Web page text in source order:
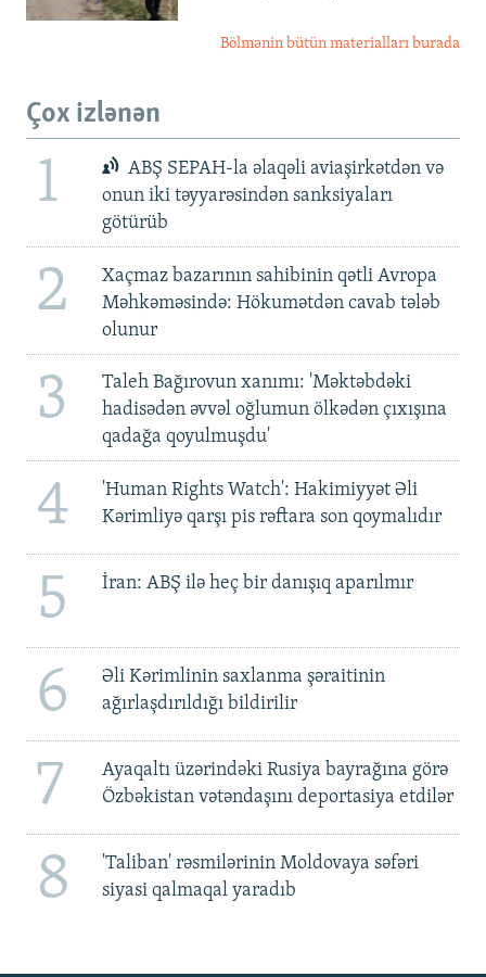
Bölmənin bütün materialları burada
Çox izlənən
1
ABŞ SEPAH-la əlaqəli aviaşirkətdən və
onun iki təyyarəsindən sanksiyaları
götürüb
2
Xaçmaz bazarının sahibinin qətli Avropa
Məhkəməsində: Hökumətdən cavab tələb
olunur
3
Taleh Bağırovun xanımı: 'Məktəbdəki
hadisədən əvvəl oğlumun ölkədən çıxışına
qadağa qoyulmuşdu'
4
'Human Rights Watch': Hakimiyyət Əli
Kərimliyə qarşı pis rəftara son qoymalıdır
5 İran: ABŞ ilə heç bir danışıq aparılmır
6
Əli Kərimlinin saxlanma şəraitinin
ağırlaşdırıldığı bildirilir
7
Ayaqaltı üzərindəki Rusiya bayrağına görə
Özbəkistan vətəndaşını deportasiya etdilər
8
'Taliban' rəsmilərinin Moldovaya səfəri
siyasi qalmaqal yaradıb